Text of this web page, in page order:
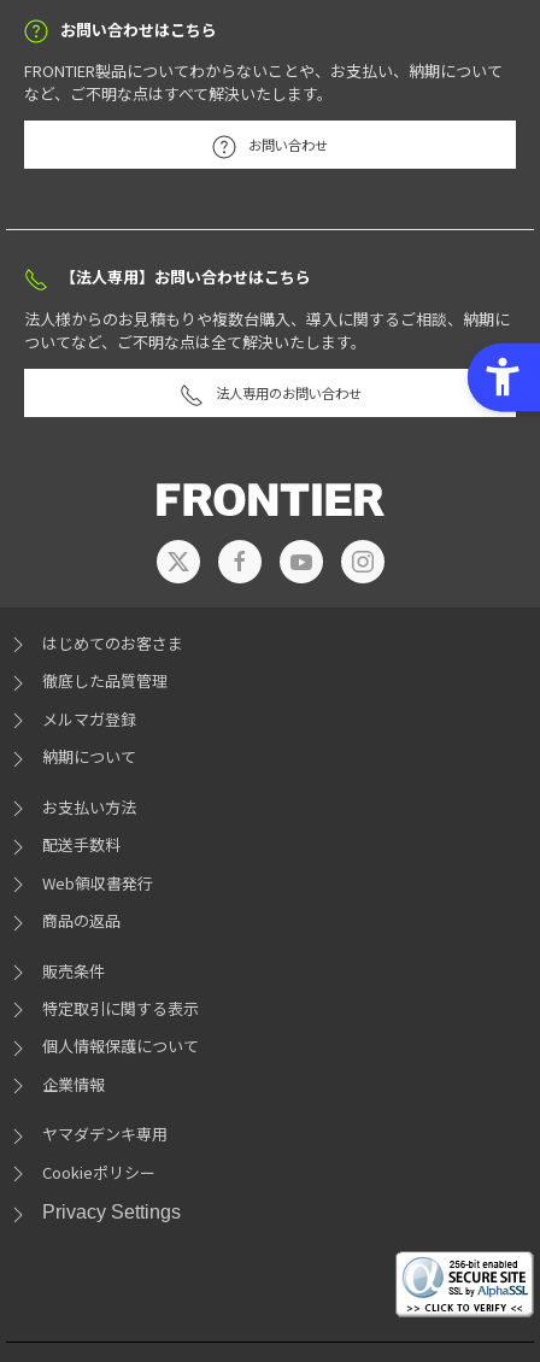
お問い合わせはこちら
FRONTIER製品についてわからないことや、お支払い、納期について
など、ご不明な点はすべて解決いたします。
お問い合わせ
【法人専用】お問い合わせはこちら
法人様からのお見積もりや複数台購入、導入に関するご相談、納期に
ついてなど、ご不明な点は全て解決いたします。
法人専用のお問い合わせ
はじめてのお客さま
徹底した品質管理
メルマガ登録
納期について
お支払い方法
配送手数料
Web領収書発行
商品の返品
販売条件
特定取引に関する表示
個人情報保護について
企業情報
ヤマダデンキ専用
Cookieポリシー
Privacy Settings